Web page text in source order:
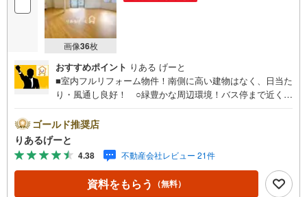
画像36枚
おすすめポイント りある げーと
■室内フルリフォーム物件！南側に高い建物はなく、日当た
り・風通し良好！ ○緑豊かな周辺環境！バス停まで近く、
広く、お車の出し入れもらくらく！■物件検討中のお客さ
ま！ちょっと見学してみたいだけなどでも内覧可能です！
売主さまの都合等で見学ができない場合がございます。お
気軽に「りあるげーと」までお問合わせ下さい！■「りある
げーと」が選ばれるポイント！■年中休まず営業中！いつで
も対応致します！・営業時間:9:00～21:00上記の時間帯
ゴールド推奨店
りあるげーと
4.38 不動産会社レビュー 21件
資料をもらう （無料）